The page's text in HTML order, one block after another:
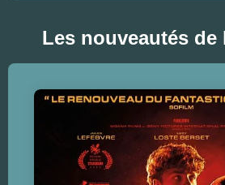
Les nouveautés de